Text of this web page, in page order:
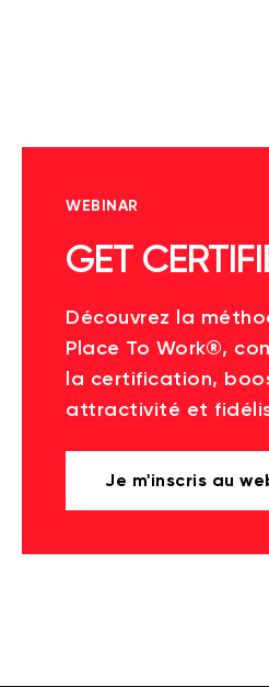
WEBINAR
GET
Découvrez la
Place To Work®,
la certification,
attractivité et
Je m'inscris au